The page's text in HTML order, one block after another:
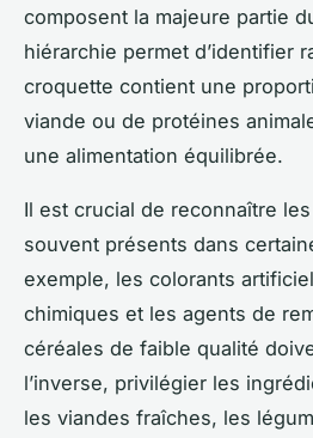
composent la majeure partie
hiérarchie permet d’identifier
croquette contient une
viande ou de protéines
une alimentation équilibrée.
Il est crucial de reconnaître
souvent présents dans
exemple, les colorants
chimiques et les agents de
céréales de faible qualité
l’inverse, privilégier les
les viandes fraîches, les